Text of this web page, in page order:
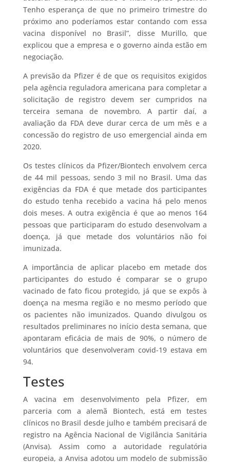
Tenho esperança de que no primeiro trimestre do
próximo ano poderíamos estar contando com essa
vacina disponível no Brasil”, disse Murillo, que
explicou que a empresa e o governo ainda estão em
negociação.
A previsão da Pfizer é de que os requisitos exigidos
pela agência reguladora americana para completar a
solicitação de registro devem ser cumpridos na
terceira semana de novembro. A partir daí, a
avaliação da FDA deve durar cerca de um mês e a
concessão do registro de uso emergencial ainda em
2020.
Os testes clínicos da Pfizer/Biontech envolvem cerca
de 44 mil pessoas, sendo 3 mil no Brasil. Uma das
exigências da FDA é que metade dos participantes
do estudo tenha recebido a vacina há pelo menos
dois meses. A outra exigência é que ao menos 164
pessoas que participaram do estudo desenvolvam a
doença, já que metade dos voluntários não foi
imunizada.
A importância de aplicar placebo em metade dos
participantes do estudo é comparar se o grupo
vacinado de fato ficou protegido, já que se expôs à
doença na mesma região e no mesmo período que
os pacientes não imunizados. Quando divulgou os
resultados preliminares no início desta semana, que
apontaram eficácia de mais de 90%, o número de
voluntários que desenvolveram covid-19 estava em
94.
Testes
A vacina em desenvolvimento pela Pfizer, em
parceria com a alemã Biontech, está em testes
clínicos no Brasil desde julho e também precisará de
registro na Agência Nacional de Vigilância Sanitária
(Anvisa). Assim como a autoridade regulatória
europeia, a Anvisa adotou um modelo de submissão